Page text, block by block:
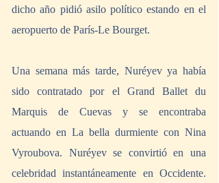
dicho año pidió asilo político estando en el
aeropuerto de París-Le Bourget.
Una semana más tarde, Nuréyev ya había
sido contratado por el Grand Ballet du
Marquis de Cuevas y se encontraba
actuando en La bella durmiente con Nina
Vyroubova. Nuréyev se convirtió en una
celebridad instantáneamente en Occidente.